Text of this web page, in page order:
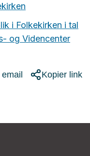
i Folkekirken i tal
og Videncenter
Kopier link